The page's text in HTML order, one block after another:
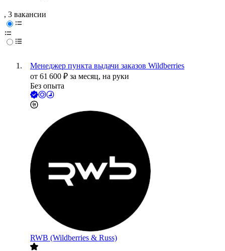
, 3 вакансии
Менеджер пункта выдачи заказов Wildberries
от 61 600 ₽ за месяц, на руки
Без опыта
RWB (Wildberries & Russ)